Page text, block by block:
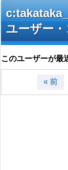
ユーザー
このユーザーが最
« 前